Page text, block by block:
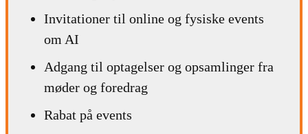
Invitationer til online og fysiske events
om AI
Adgang til optagelser og opsamlinger fra
møder og foredrag
Rabat på events